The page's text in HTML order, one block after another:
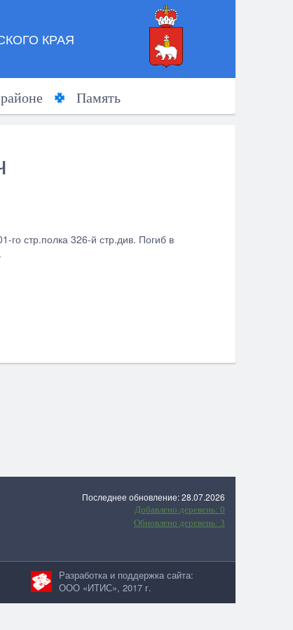
КРАЯ
Память
го стр.полка 326-й стр.див. Погиб в
Последнее обновление: 28.07.2026
Добавлено деревень: 0
Обновлено деревень: 3
Разработка и поддержка сайта:
ООО «ИТИС», 2017 г.